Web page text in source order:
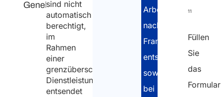
Genehmigungen
sind nicht
automatisch
berechtigt,
im
Rahmen
einer
grenzüberschreitenden
Dienstleistung
entsendet
Arbeitnehmer
nach
Frankreich
entsenden,
sowohl
bei
11
Füllen
Sie
das
Formular